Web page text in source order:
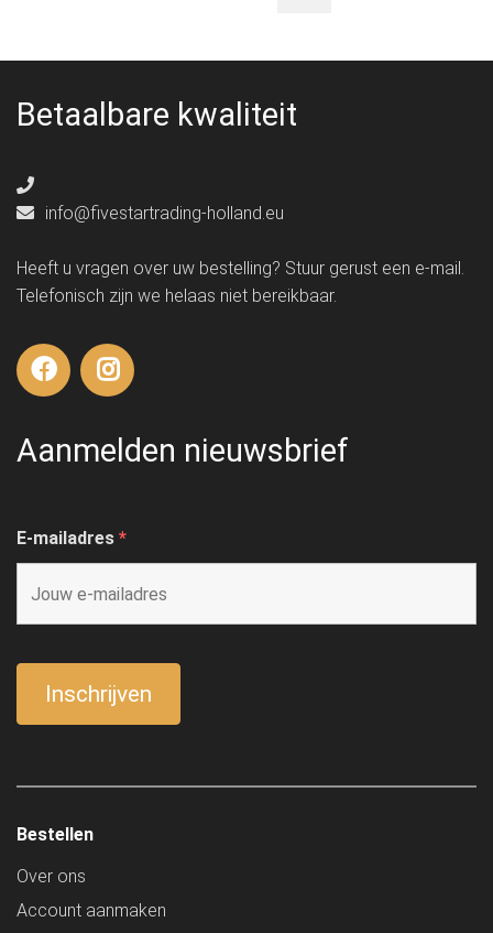
Betaalbare kwaliteit
info@fivestartrading-holland.eu
Heeft u vragen over uw bestelling? Stuur gerust een e-mail.
Telefonisch zijn we helaas niet bereikbaar.
Aanmelden nieuwsbrief
E-mailadres *
Bestellen
Over ons
Account aanmaken